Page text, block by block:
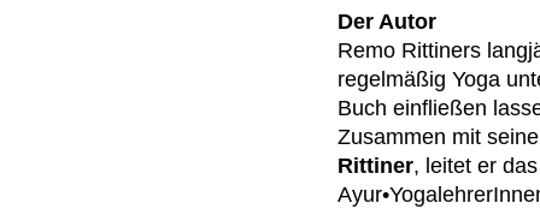
Der Autor
Remo Rittiners
regelmäßig Yoga
Buch einfließen
Zusammen mit
Rittiner, leitet er